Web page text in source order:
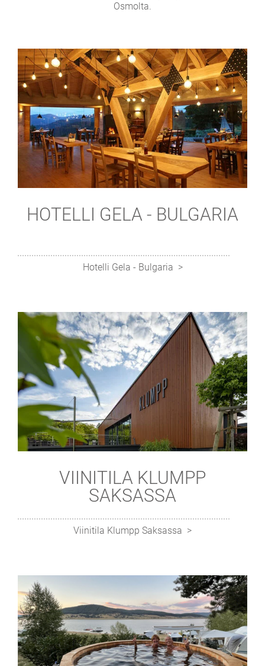
Osmolta.
HOTELLI GELA - BULGARIA
Hotelli Gela - Bulgaria
VIINITILA KLUMPP
SAKSASSA
Viinitila Klumpp Saksassa